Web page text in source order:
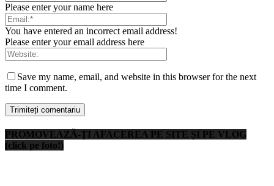
Please enter your name here
You have entered an incorrect email address!
Please enter your email address here
Save my name, email, and website in this browser for the next
time I comment.
PROMOVEAZĂ-ȚI AFACEREA PE SITE ȘI PE VLOG
(click pe foto!)